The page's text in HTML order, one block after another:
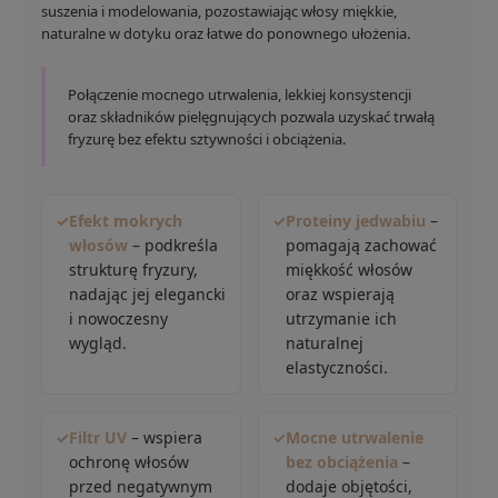
suszenia i modelowania, pozostawiając włosy miękkie,
naturalne w dotyku oraz łatwe do ponownego ułożenia.
Połączenie mocnego utrwalenia, lekkiej konsystencji
oraz składników pielęgnujących pozwala uzyskać trwałą
fryzurę bez efektu sztywności i obciążenia.
✓Efekt mokrych
włosów – podkreśla
strukturę fryzury,
nadając jej elegancki
i nowoczesny
wygląd.
✓Proteiny jedwabiu –
pomagają zachować
miękkość włosów
oraz wspierają
utrzymanie ich
naturalnej
elastyczności.
✓Filtr UV – wspiera
ochronę włosów
przed negatywnym
✓Mocne utrwalenie
bez obciążenia –
dodaje objętości,